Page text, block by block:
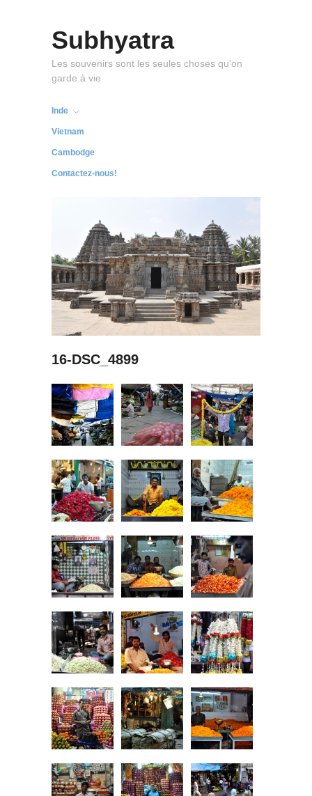
Subhyatra
Les souvenirs sont les seules choses qu'on
garde à vie
Inde
Vietnam
Cambodge
Contactez-nous!
16-DSC_4899